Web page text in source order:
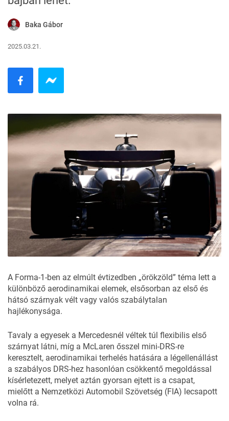
Baka Gábor
2025.03.21.
A Forma-1-ben az elmúlt évtizedben „örökzöld” téma lett a
különböző aerodinamikai elemek, elsősorban az első és
hátsó szárnyak vélt vagy valós szabálytalan
hajlékonysága.
Tavaly a egyesek a Mercedesnél véltek túl flexibilis első
szárnyat látni, míg a McLaren ősszel mini-DRS-re
keresztelt, aerodinamikai terhelés hatására a légellenállást
a szabályos DRS-hez hasonlóan csökkentő megoldással
kísérletezett, melyet aztán gyorsan ejtett is a csapat,
mielőtt a Nemzetközi Automobil Szövetség (FIA) lecsapott
volna rá.